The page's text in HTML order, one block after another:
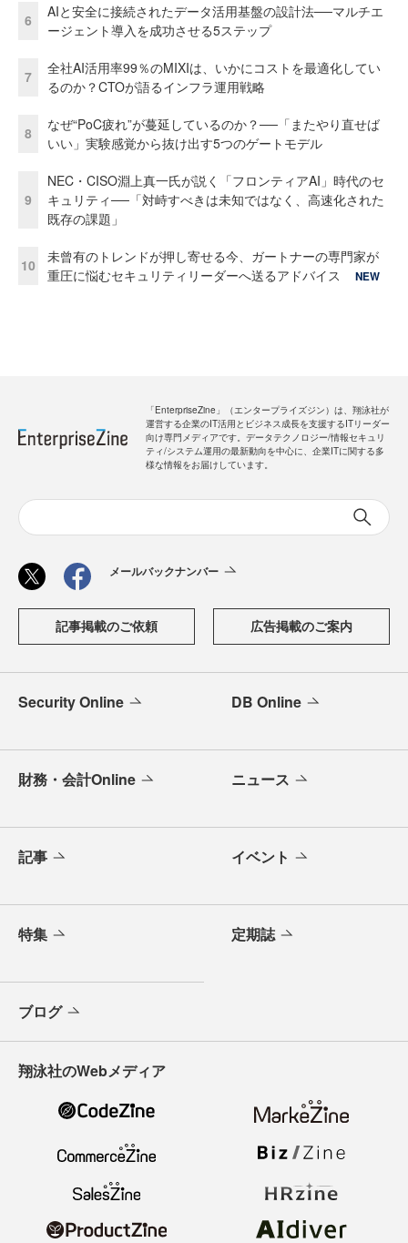
6
AIと安全に接続されたデータ活用基盤の設計法──マルチエ
ージェント導入を成功させる5ステップ
7
全社AI活用率99％のMIXIは、いかにコストを最適化してい
るのか？CTOが語るインフラ運用戦略
8
なぜ“PoC疲れ”が蔓延しているのか？──「またやり直せば
いい」実験感覚から抜け出す5つのゲートモデル
9
NEC・CISO淵上真一氏が説く「フロンティアAI」時代のセ
キュリティ──「対峙すべきは未知ではなく、高速化された
既存の課題」
10
未曾有のトレンドが押し寄せる今、ガートナーの専門家が
重圧に悩むセキュリティリーダーへ送るアドバイス
NEW
「EnterpriseZine」（エンタープライズジン）は、翔泳社が
運営する企業のIT活用とビジネス成長を支援するITリーダー
向け専門メディアです。データテクノロジー/情報セキュリ
ティ/システム運用の最新動向を中心に、企業ITに関する多
様な情報をお届けしています。
メールバックナンバー
記事掲載のご依頼 広告掲載のご案内
Security Online DB Online
財務・会計Online ニュース
記事 イベント
特集 定期誌
ブログ
翔泳社のWebメディア